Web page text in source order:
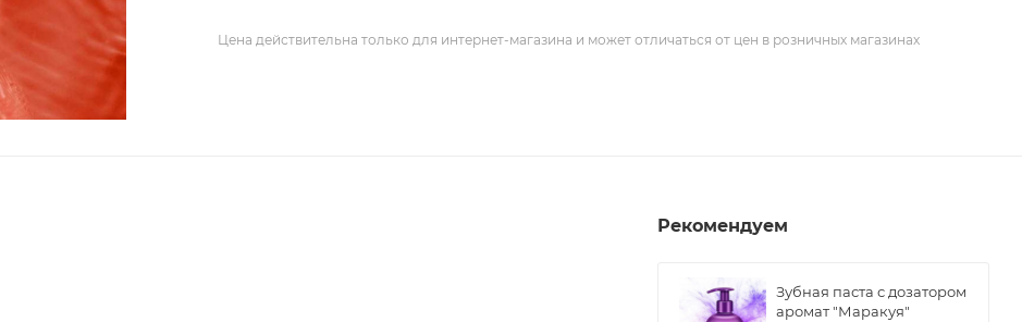
Цена действительна только для интернет-магазина и может отличаться от цен в розничных магазинах
Рекомендуем
Зубная паста с дозатором
аромат "Маракуя"